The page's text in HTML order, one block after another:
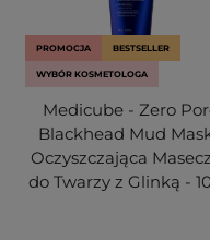
PROMOCJA BESTSELLER
WYBÓR KOSMETOLOGA
Medicube - Zero
Blackhead Mud
Oczyszczająca
do Twarzy z Glinką -